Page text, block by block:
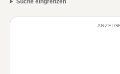
Suche eingrenzen